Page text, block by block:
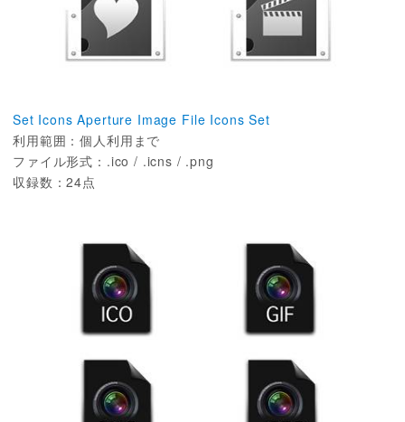
Set Icons Aperture Image File Icons Set
利用範囲：個人利用まで
ファイル形式：.ico / .icns / .png
収録数：24点